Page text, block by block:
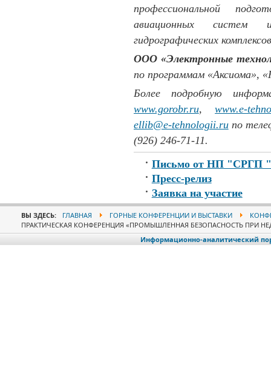
профессиональной
авиационных систем
гидрографических
ООО «Электронные
по программам «Аксиома»,
Более подробную
www.gorobr.ru,www.e-
ellib@e-tehnologii.ruпо
(926) 246-71-11.
Письмо от НП "СРГП
Пресс-релиз
Заявка на участие
ВЫ ЗДЕСЬ: ГЛАВНАЯ ГОРНЫЕ КОНФЕРЕНЦИИ И ВЫСТАВКИ
ПРАКТИЧЕСКАЯ КОНФЕРЕНЦИЯ «ПРОМЫШЛЕННАЯ БЕЗОПАСНОСТЬ ПРИ
Информационно-аналитический